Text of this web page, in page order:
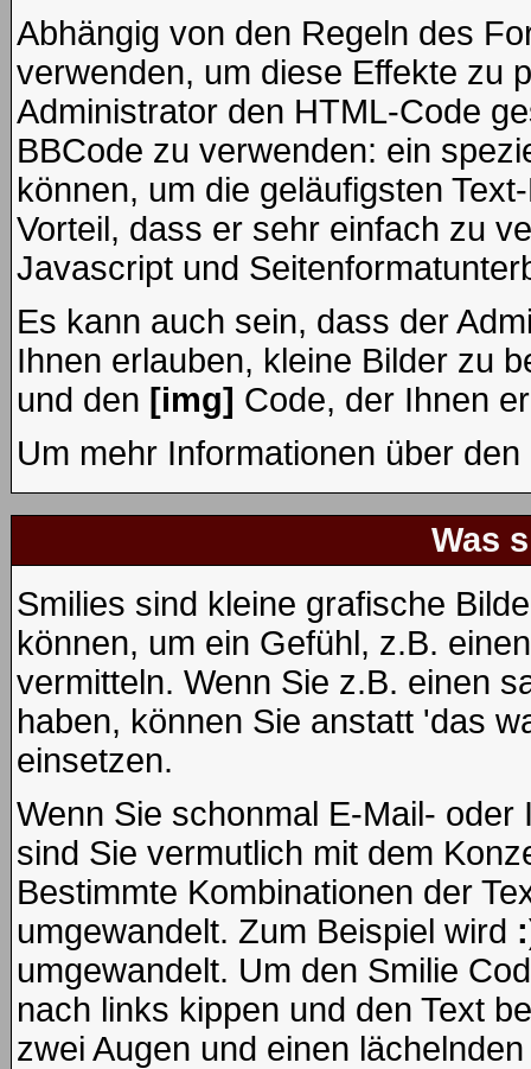
Abhängig von den Regeln des
verwenden, um diese Effekte zu
Administrator den HTML-Code
BBCode zu verwenden: ein
können, um die geläufigsten
Vorteil, dass er sehr einfach zu
Javascript und
Es kann auch sein, dass der
Ihnen erlauben, kleine Bilder zu
und den [img] Code, der Ihnen
Um mehr Informationen über
Was
Smilies sind kleine grafische
können, um ein Gefühl, z.B.
vermitteln. Wenn Sie z.B. einen
haben, können Sie anstatt 'das
einsetzen.
Wenn Sie schonmal E-Mail-
sind Sie vermutlich mit dem
Bestimmte Kombinationen der
umgewandelt. Zum Beispiel wird
umgewandelt. Um den Smilie
nach links kippen und den Text
zwei Augen und einen